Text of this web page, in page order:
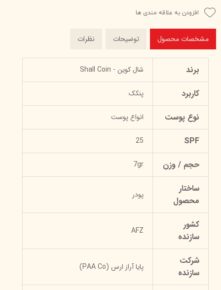
افزودن به علاقه مندی ها
مشخصات محصول توضیحات نظرات
برند شال کوین - Shall Coin
کاربرد پنکک
نوع پوست انواع پوست
SPF
25
حجم / وزن 7gr
ساختار
محصول
پودر
کشور
سازنده
AFZ
شرکت
سازنده
پایا آراز ارس (PAA Co)